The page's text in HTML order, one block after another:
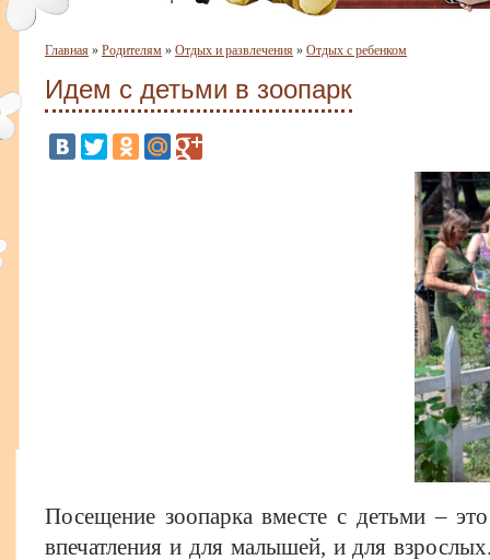
Главная » Родителям » Отдых и развлечения » Отдых с ребенком
Идем с детьми в зоопарк
Посещение зоопарка вместе с детьми –
впечатления и для малышей, и для